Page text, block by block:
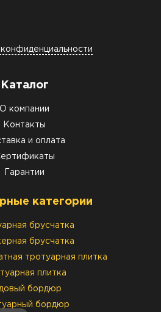
конфиденциальности
Каталог
О компании
Контакты
и оплата
Гарантии
категории
брусчатка
брусчатка
тротуарная плитка
плитка
бордюр
бордюр